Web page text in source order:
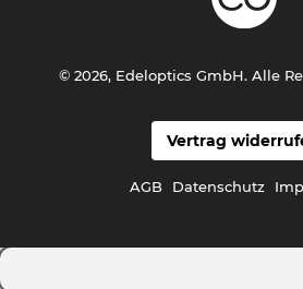
Vertrag
AGB Datenschutz
© 2026, Edeloptics GmbH. Alle